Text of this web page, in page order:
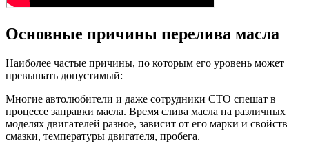
Основные причины перелива масла
Наиболее частые причины, по которым его уровень может
превышать допустимый:
Многие автолюбители и даже сотрудники СТО спешат в
процессе заправки масла. Время слива масла на различных
моделях двигателей разное, зависит от его марки и свойств
смазки, температуры двигателя, пробега.